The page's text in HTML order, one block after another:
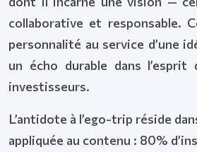
collaborative et responsable.
personnalité au service d’une
un écho durable dans
investisseurs.
L’antidote à l’ego-trip réside
appliquée au contenu : 80%